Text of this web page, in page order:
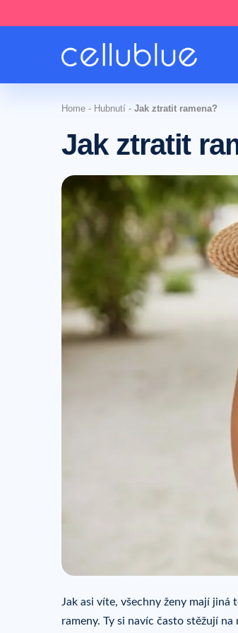
Home - Hubnutí - Jak ztratit ramena?
Jak ztratit
Jak asi víte, všechny ženy mají
rameny. Ty si navíc často stěžují